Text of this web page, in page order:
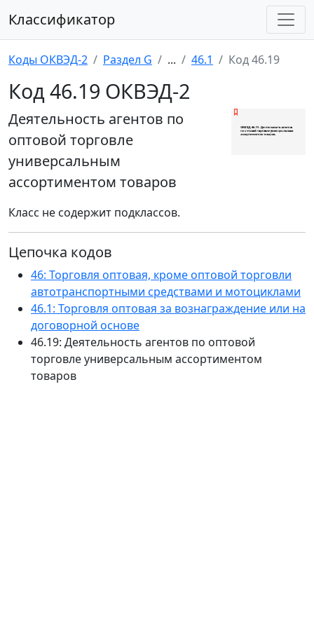
Классификатор
Коды ОКВЭД-2 Раздел G ... 46.1 Код 46.19
Код 46.19 ОКВЭД-2
Деятельность агентов по
оптовой торговле
универсальным
ассортиментом товаров
Класс не содержит подклассов.
Цепочка кодов
46: Торговля оптовая, кроме оптовой торговли
автотранспортными средствами и мотоциклами
46.1: Торговля оптовая за вознаграждение или на
договорной основе
46.19: Деятельность агентов по оптовой
торговле универсальным ассортиментом
товаров